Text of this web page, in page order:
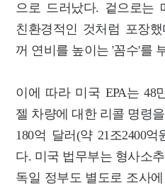
으로 드러났다. 겉으로는
친환경적인 것처럼 포장
꺼 연비를 높이는 '꼼수'를
이에 따라 미국 EPA는 48
젤 차량에 대한 리콜 명령
180억 달러(약 21조2400
다. 미국 법무부는 형사소
독일 정부도 별도로 조사